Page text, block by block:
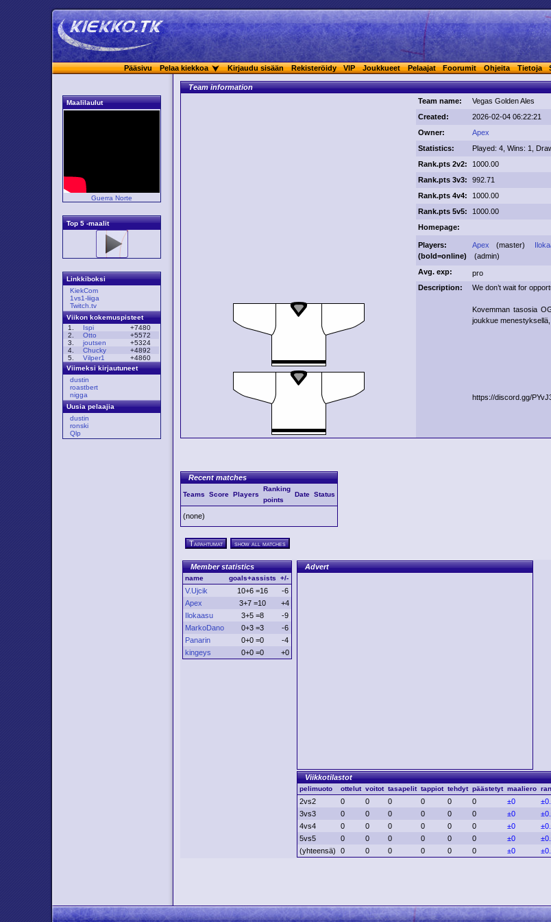
Pääsivu Pelaa kiekkoa Kirjaudu sisään Rekisteröidy VIP Joukkueet Pelaajat Foorumit Ohjeita Tietoja
Maalilaulut
Guerra Norte
Top 5 -maalit
Linkkiboksi
KiekCom
1vs1-liiga
Twitch.tv
Viikon kokemuspisteet
1.
Ispi
+7480
2.
Otto
+5572
3.
joutsen
+5324
4.
Chucky
+4892
5.
Vilper1
+4860
Viimeksi kirjautuneet
dustin
roastbert
nigga
Uusia pelaajia
dustin
ronski
Qlp
Team information
Team name:
Vegas Golden Ales
Created:
2026-02-04 06:22:21
Owner:
Apex
Statistics:
Played: 4, Wins: 1,
Rank.pts 2v2:
1000.00
Rank.pts 3v3:
992.71
Rank.pts 4v4:
1000.00
Rank.pts 5v5:
1000.00
Homepage:
Players:
(bold=online)
Apex (master)
(admin)
Avg. exp:
pro
Description:
We don’t wait for
Kovemman tasosia
joukkue
https://discord.gg/
Recent matches
Teams Score Players
Ranking
points
Date Status
(none)
Tapahtumat show all matches
Member statistics
name goals+assists +/-
V.Ujcik 10+6 =16
-6
Apex
3+7 =10
+4
Ilokaasu
3+5 =8
-9
MarkoDano
0+3 =3
-6
Panarin
0+0 =0
-4
kingeys
0+0 =0 +0
Advert
Viikkotilastot
pelimuoto ottelut voitot tasapelit tappiot tehdyt päästetyt maaliero
2vs2 0 0 0 0 0 0 ±0
3vs3
0 0 0 0 0 0 ±0
4vs4
0 0 0 0 0 0 ±0
5vs5
0 0 0 0 0 0 ±0
(yhteensä)
0 0 0 0 0 0 ±0